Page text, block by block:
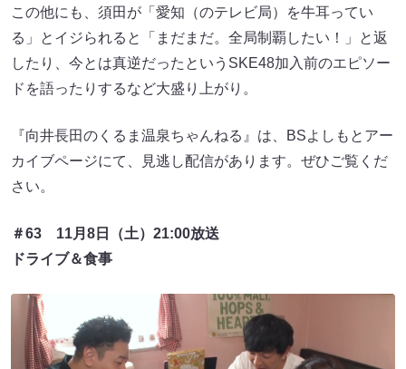
この他にも、須田が「愛知（のテレビ局）を牛耳ってい
る」とイジられると「まだまだ。全局制覇したい！」と返
したり、今とは真逆だったというSKE48加入前のエピソー
ドを語ったりするなど大盛り上がり。
『向井長田のくるま温泉ちゃんねる』は、BSよしもとアー
カイブページにて、見逃し配信があります。ぜひご覧くだ
さい。
＃63 11月8日（土）21:00放送
ドライブ＆食事